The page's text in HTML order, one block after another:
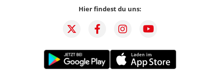
Hier findest du uns: